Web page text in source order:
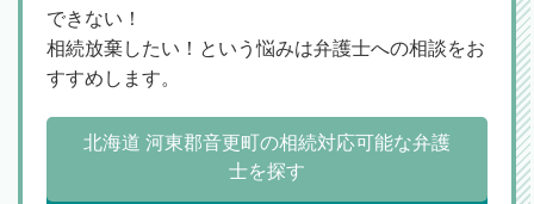
できない！
相続放棄したい！という悩みは弁護士への相談をお
すすめします。
北海道 河東郡音更町の相続対応可能な弁護
士を探す